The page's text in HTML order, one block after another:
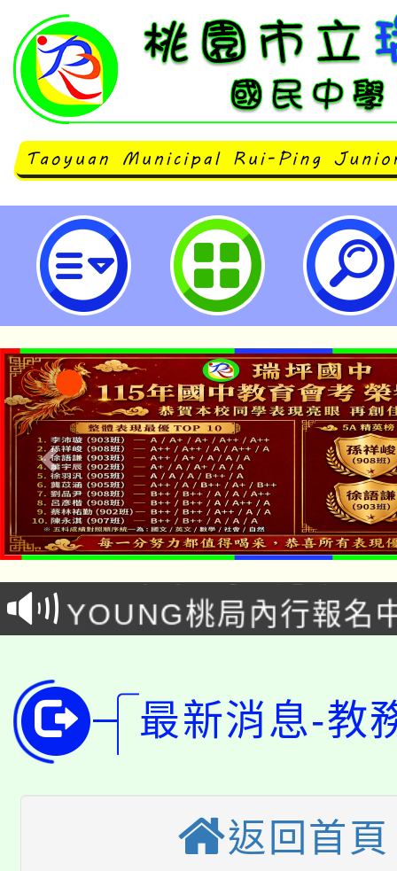
2025年第2次「國際越南語能力認
立瑞坪國民中學
「本色祭」8/29、30在
場熱烈登場!
8/21下午1時於龍潭區
徵才活動。
YOUNG桃局內行報名
8月14至27日，桃園電
開!
115年桃園市運動會8/
田徑場及游泳池舉行。
桃園市低收入戶享有免
半價優惠，詳情可洽有
份教師增能研習
大溪自造教育及科技
最新消息-教
返回首頁